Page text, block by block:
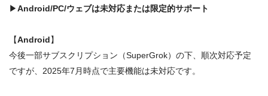
▶Android/PC/ウェブは未対応または限定的サポート
【Android】
今後一部サブスクリプション（SuperGrok）の下、順次対応予定
ですが、2025年7月時点で主要機能は未対応です。